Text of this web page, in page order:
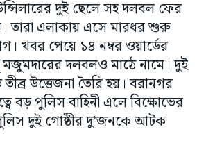
দুই ছেলে সহ দলবল ফের
তারা এলাকায় এসে মারধর শুরু
খবর পেয়ে ১৪ নম্বর ওয়ার্ডের
মজুমদারের দলবলও মাঠে নামে। দুই
তীব্র উত্তেজনা তৈরি হয়। বরানগর
বড় পুলিস বাহিনী এলে বিক্ষোভের
দুই গোষ্ঠীর দু’জনকে আটক